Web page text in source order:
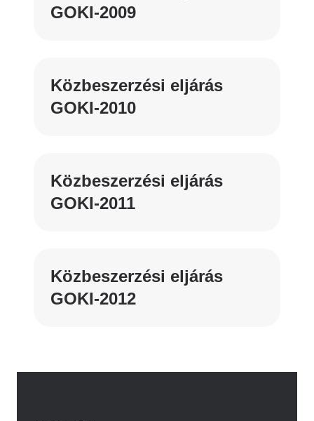
GOKI-2009
Közbeszerzési eljárás
GOKI-2010
Közbeszerzési eljárás
GOKI-2011
Közbeszerzési eljárás
GOKI-2012